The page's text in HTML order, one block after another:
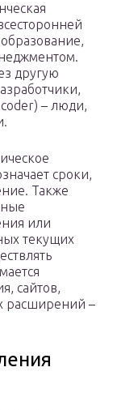
другую
– люди,
сроки,
Также
или
текущих
сайтов,
расширений –